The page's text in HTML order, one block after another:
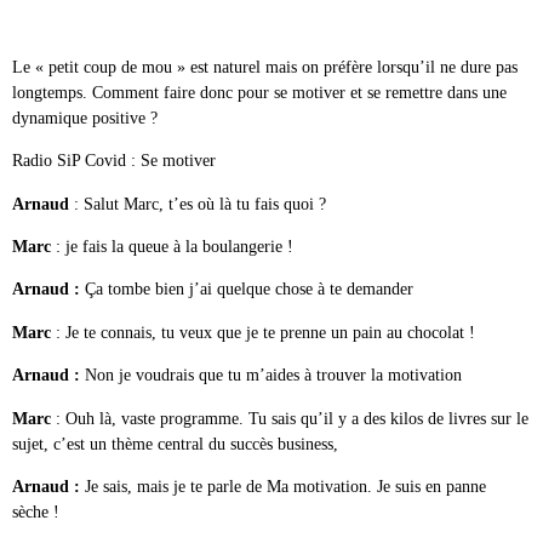
Le « petit coup de mou » est naturel mais on préfère lorsqu’il ne dure pas
longtemps. Comment faire donc pour se motiver et se remettre dans une
dynamique positive ?
Radio SiP Covid : Se motiver
Arnaud : Salut Marc, t’es où là tu fais quoi ?
Marc : je fais la queue à la boulangerie !
Arnaud : Ça tombe bien j’ai quelque chose à te demander
Marc : Je te connais, tu veux que je te prenne un pain au chocolat !
Arnaud : Non je voudrais que tu m’aides à trouver la motivation
Marc : Ouh là, vaste programme. Tu sais qu’il y a des kilos de livres sur le
sujet, c’est un thème central du succès business,
Arnaud : Je sais, mais je te parle de Ma motivation. Je suis en panne
sèche !